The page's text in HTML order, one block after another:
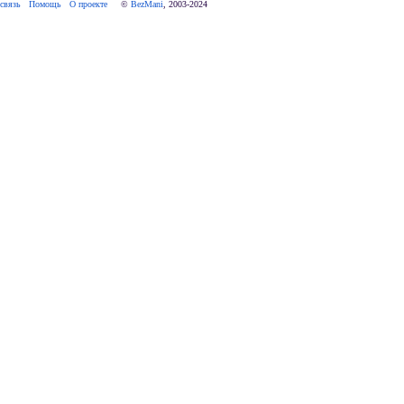
Помощь О проекте
     ©
BezMani , 2003-2024